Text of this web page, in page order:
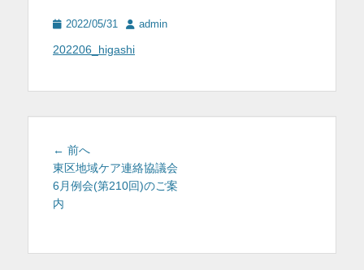
テ
ン
投
日
2022/05/31
投
者
admin
202206_higashi
投
稿
ナ
ビ
← 前へ
の
投
東区地域ケア連絡協議会
6月例会(第210回)のご案
内